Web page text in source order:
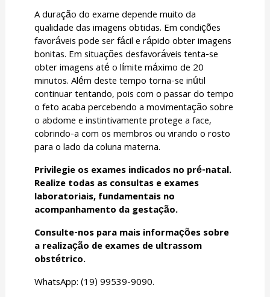
A duração do exame depende muito da
qualidade das imagens obtidas. Em condições
favoráveis pode ser fácil e rápido obter imagens
bonitas. Em situações desfavoráveis tenta-se
obter imagens até o límite máximo de 20
minutos. Além deste tempo torna-se inútil
continuar tentando, pois com o passar do tempo
o feto acaba percebendo a movimentação sobre
o abdome e instintivamente protege a face,
cobrindo-a com os membros ou virando o rosto
para o lado da coluna materna.
Privilegie os exames indicados no pré-natal.
Realize todas as consultas e exames
laboratoriais, fundamentais no
acompanhamento da gestação.
Consulte-nos para mais informações sobre
a realização de exames de ultrassom
obstétrico.
WhatsApp: (19) 99539-9090.